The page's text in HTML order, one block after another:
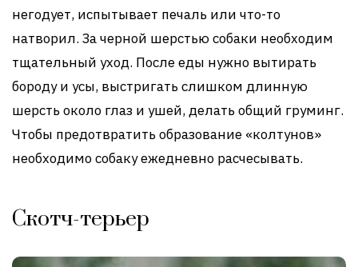
негодует, испытывает печаль или что-то
натворил. За черной шерстью собаки необходим
тщательный уход. После еды нужно вытирать
бороду и усы, выстригать слишком длинную
шерсть около глаз и ушей, делать общий груминг.
Чтобы предотвратить образование «колтунов»
необходимо собаку ежедневно расчесывать.
Скотч-терьер